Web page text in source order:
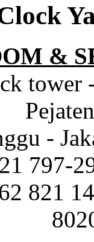
&
tower
-
797-
821